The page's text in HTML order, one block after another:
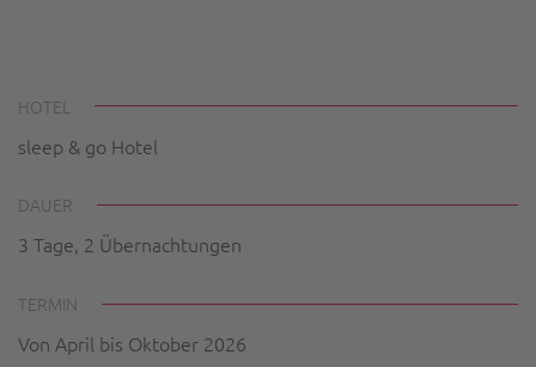
HOTEL
sleep & go Hotel
DAUER
3 Tage, 2 Übernachtungen
TERMIN
Von April bis Oktober 2026